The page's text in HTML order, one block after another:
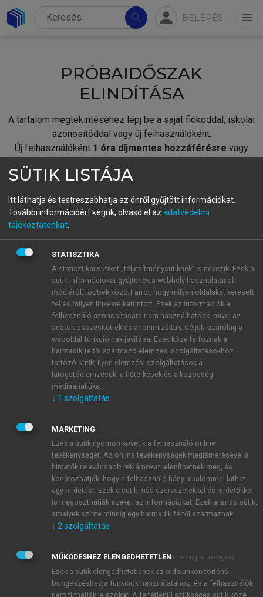
search person BELÉPÉS menu
PRÓBAIDŐSZAK
ELINDÍTÁSA
A tartalom megtekintéséhez lépj be a saját fiókoddal, iskolai
azonosítóddal vagy új felhasználóként.
Új felhasználóként 1 óra díjmentes hozzáférésre vagy
fiókoddal,vagy hozz létre új fiókot.
A regisztráció után apróbaidőszakautomatikusan
BELÉPÉS SAJÁT FIÓKKAL
ÚJ FIÓK LÉTREHOZÁSA
1 óra díjmentes hozzáférés
E-MAIL-CÍM
JELSZÓ
JELSZÓ ÚJRA
Kérek értesítést a MeRSZ újdonságairól, akcióiról.
Kérek értesítést az Akadémiai Kiadó Zrt. újdonságairól,
Adatkezelési tájékoztatóbanfoglaltakat tudomásul
veszem és elfogadom.
Általános vásárlási feltételeket, valamint a szotar.netés a
mersz.huoldalak licencszerződéseiben foglaltakat
SÜTIK LISTÁJA
Itt láthatja és testreszabhatja az önről gyűjtött információkat.
További információért kérjük, olvasd el az adatvédelmi
tájékoztatónkat
STATISZTIKA
A statisztikai sütiket „teljesítménysütiknek” is nevezik. Ezek a
sütik információkat gyűjtenek a webhely használatának
módjáról, többek között arról, hogy milyen oldalakat keresett
fel és milyen linkekre kattintott. Ezek az információk a
felhasználó azonosítására nem használhatóak, mivel az
adatok összesítettek és anonimizáltak. Céljuk kizárólag a
weboldal funkcióinak javítása. Ezek közé tartoznak a
harmadik féltől származó elemzési szolgáltatásokhoz
tartozó sütik; ilyen elemzési szolgáltatások a
látogatóelemzések, a hőtérképek és a közösségi
médiaanalitika.
↓ 1 szolgáltatás
MARKETING
Ezek a sütik nyomon követik a felhasználó online
tevékenységét. Az online tevékenységek megismerésével a
hirdetők relevánsabb reklámokat jeleníthetnek meg, és
korlátozhatják, hogy a felhasználó hány alkalommal láthat
egy hirdetést. Ezek a sütik más szervezetekkel és hirdetőkkel
is megoszthatják ezeket az információkat. Ezek állandó sütik,
amelyek szinte mindig egy harmadik féltől származnak.
↓ 2 szolgáltatás
MŰKÖDÉSHEZ ELENGEDHETETLEN (mindig szükséges)
Ezek a sütik elengedhetetlenek az oldalunkon történő
böngészéshez,a funkciók használatához, és a felhasználók
nem tilthatják le azokat. A feltétlenül szükséges sütik közé